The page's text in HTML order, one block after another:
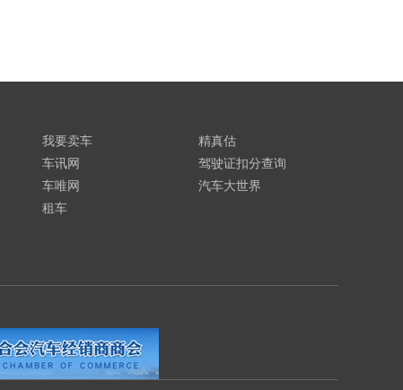
我要卖车
车讯网
车唯网
租车
精真估
驾驶证扣分查询
汽车大世界